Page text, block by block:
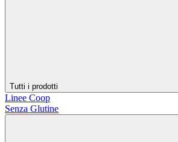
Tutti i prodotti
Linee Coop
Senza Glutine